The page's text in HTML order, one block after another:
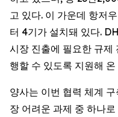
고 있다. 이 가운데 항저
터 4기가 설치돼 있다.
시장 진출에 필요한 규제
행할 수 있도록 지원해
양사는 이번 협력 체계
장 어려운 과제 중 하나